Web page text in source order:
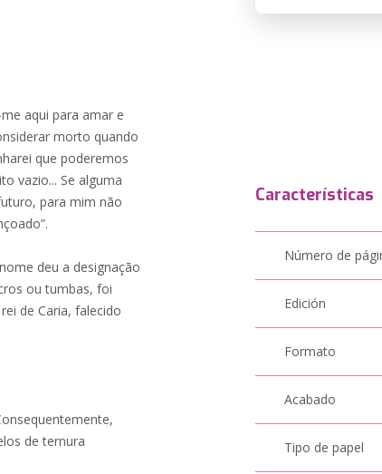
aqui para amar e
morto quando
que poderemos
vazio... Se alguma
para mim não
deu a designação
ou tumbas, foi
de Caria, falecido
de ternura
Características
Número de
Edición
Formato
Acabado
Tipo de papel